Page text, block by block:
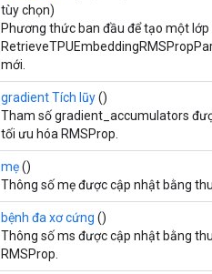
tùy chọn)
Phương thức ban đầu để tạo một lớp
mới.
gradient Tích lũy()
Tham số gradient_accumulators
tối ưu hóa RMSProp.
mẹ()
Thông số mẹ được cập nhật bằng
bệnh đa xơ cứng ()
Thông số ms được cập nhật bằng
RMSProp.